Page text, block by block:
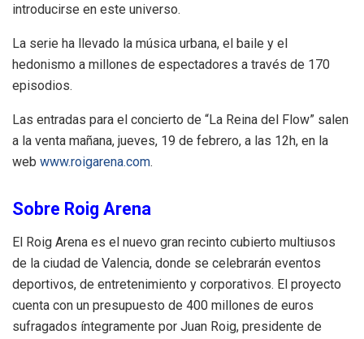
introducirse en este universo.
La serie ha llevado la música urbana, el baile y el
hedonismo a millones de espectadores a través de 170
episodios.
Las entradas para el concierto de “La Reina del Flow” salen
a la venta mañana, jueves, 19 de febrero, a las 12h, en la
web www.roigarena.com.
Sobre Roig Arena
El Roig Arena es el nuevo gran recinto cubierto multiusos
de la ciudad de Valencia, donde se celebrarán eventos
deportivos, de entretenimiento y corporativos. El proyecto
cuenta con un presupuesto de 400 millones de euros
sufragados íntegramente por Juan Roig, presidente de